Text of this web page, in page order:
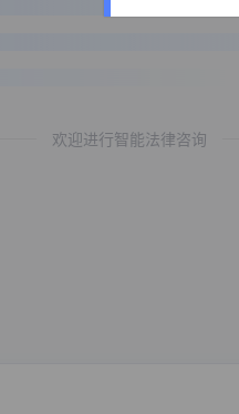
欢迎进行智能法律咨询